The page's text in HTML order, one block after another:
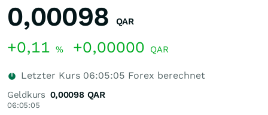
0,00098 QAR
+0,11 % +0,00000 QAR
Letzter Kurs 06:05:05 Forex berechnet
Geldkurs
06:05:05
0,00098 QAR